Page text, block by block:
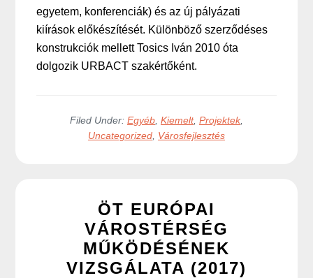
egyetem, konferenciák) és az új pályázati
kiírások előkészítését. Különböző szerződéses
konstrukciók mellett Tosics Iván 2010 óta
dolgozik URBACT szakértőként.
Filed Under: Egyéb, Kiemelt, Projektek,
Uncategorized, Városfejlesztés
ÖT EURÓPAI
VÁROSTÉRSÉG
MŰKÖDÉSÉNEK
VIZSGÁLATA (2017)